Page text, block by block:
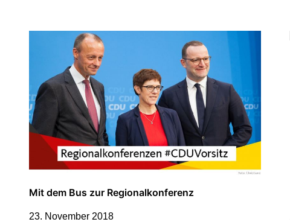
Mit dem Bus zur Regionalkonferenz
23. November 2018